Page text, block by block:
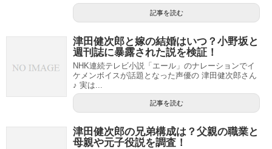
記事を読む
津田健次郎と嫁の結婚はいつ？小野坂と
週刊誌に暴露された説を検証！
NHK連続テレビ小説「エール」のナレーションでイ
ケメンボイスが話題となった声優の 津田健次郎さん
♪ 実は...
記事を読む
津田健次郎の兄弟構成は？父親の職業と
母親や元子役説を調査！